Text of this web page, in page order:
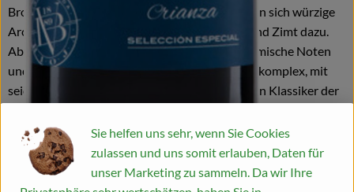
Brombeeren und Heidelbeeren, danach gesellen sich würzige
Aromen aus amerikanischer Eiche wie Nelke und Zimt dazu.
Abgerundet wird das Ganze durch leicht balsamische Noten
und etwas hellem Tabak. Am Gaumen präsent, komplex, mit
seidigem Einstieg und einem langen Abgang. Ein Klassiker der
Erzeuger Bujanda - Oyon
Anbaugebiet Rioja
Sie helfen uns sehr, wenn Sie Cookies
zulassen und uns somit erlauben, Daten für
unser Marketing zu sammeln. Da wir Ihre